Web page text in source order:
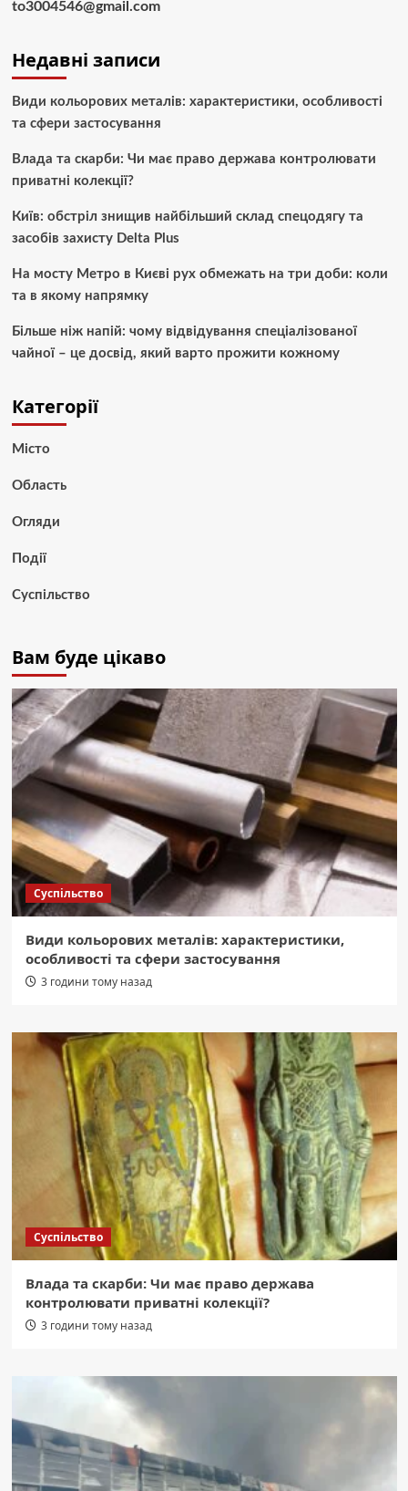
to3004546@gmail.com
Недавні записи
Види кольорових металів: характеристики, особливості
та сфери застосування
Влада та скарби: Чи має право держава контролювати
приватні колекції?
Київ: обстріл знищив найбільший склад спецодягу та
засобів захисту Delta Plus
На мосту Метро в Києві рух обмежать на три доби: коли
та в якому напрямку
Більше ніж напій: чому відвідування спеціалізованої
чайної – це досвід, який варто прожити кожному
Категорії
Місто
Область
Огляди
Події
Суспільство
Вам буде цікаво
Суспільство
Види кольорових металів: характеристики,
особливості та сфери застосування
3 години тому назад
Суспільство
Влада та скарби: Чи має право держава
контролювати приватні колекції?
3 години тому назад